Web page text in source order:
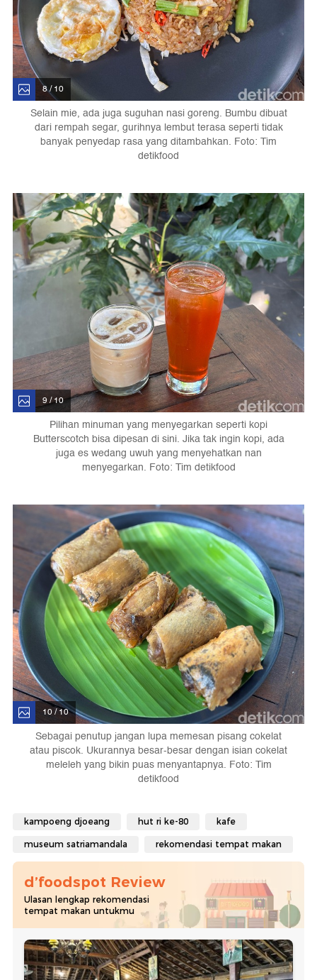
8 / 10
Selain mie, ada juga suguhan nasi goreng. Bumbu dibuat
dari rempah segar, gurihnya lembut terasa seperti tidak
banyak penyedap rasa yang ditambahkan. Foto: Tim
detikfood
9 / 10
Pilihan minuman yang menyegarkan seperti kopi
Butterscotch bisa dipesan di sini. Jika tak ingin kopi, ada
juga es wedang uwuh yang menyehatkan nan
menyegarkan. Foto: Tim detikfood
10 / 10
Sebagai penutup jangan lupa memesan pisang cokelat
atau piscok. Ukurannya besar-besar dengan isian cokelat
meleleh yang bikin puas menyantapnya. Foto: Tim
detikfood
kampoeng djoeang hut ri ke-80 kafe
museum satriamandala rekomendasi tempat makan
d’foodspot Review
Ulasan lengkap rekomendasi
tempat makan untukmu